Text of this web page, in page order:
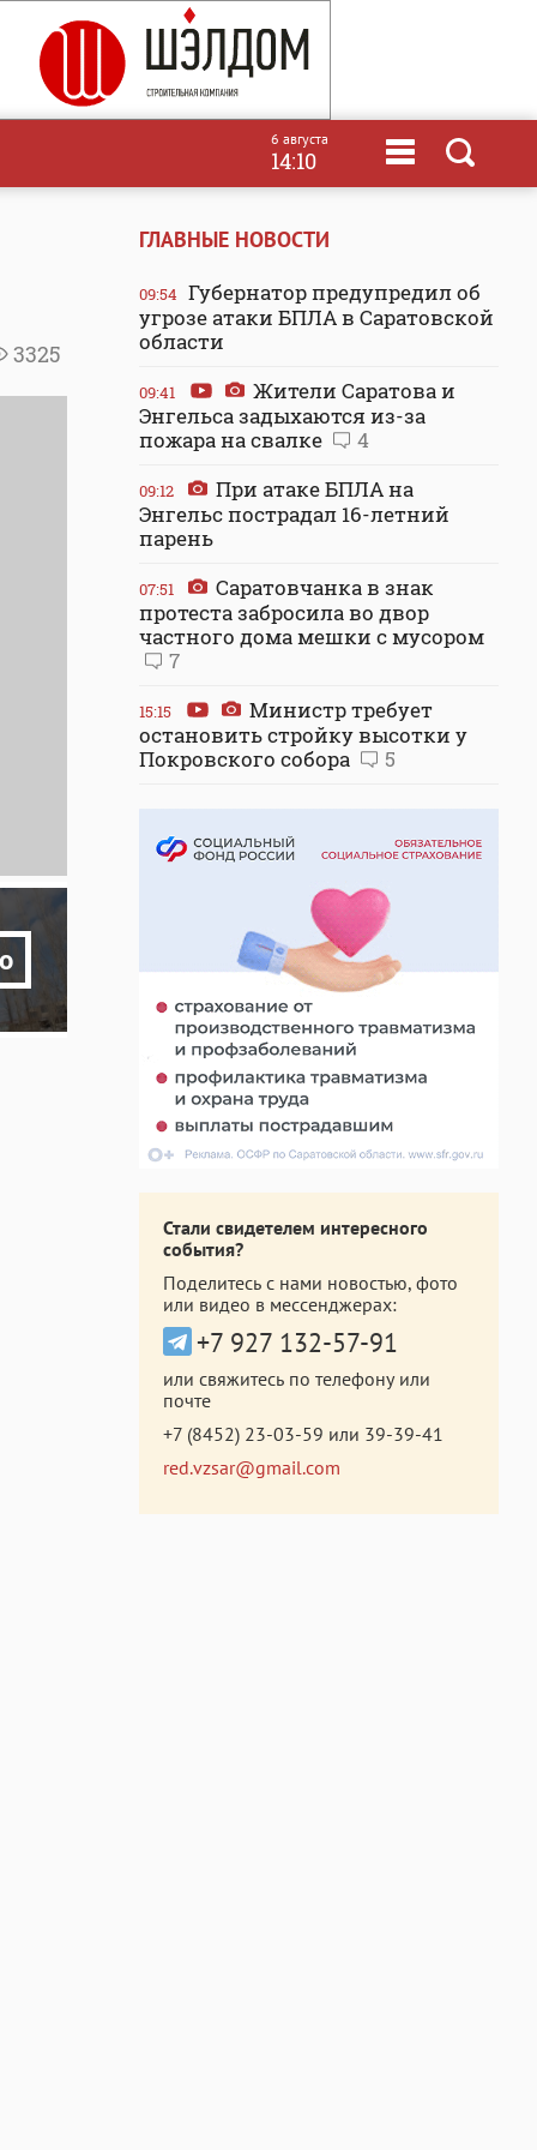
6 августа
14:10
3325
ГЛАВНЫЕ НОВОСТИ
09:54 Губернатор предупредил об
угрозе атаки БПЛА в Саратовской
области
09:41
Жители Саратова и
Энгельса задыхаются из-за
пожара на свалке
4
09:12
При атаке БПЛА на
Энгельс пострадал 16-летний
парень
07:51
Саратовчанка в знак
протеста забросила во двор
частного дома мешки с мусором
7
15:15
Министр требует
остановить стройку высотки у
Покровского собора
5
Стали свидетелем интересного
события?
Поделитесь с нами новостью, фото
или видео в мессенджерах:
+7 927 132-57-91
или свяжитесь по телефону или
почте
+7 (8452) 23-03-59 или 39-39-41
red.vzsar@gmail.com